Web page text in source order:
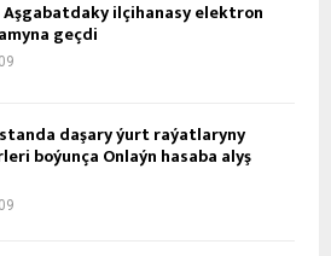
Aşgabatdaky ilçihanasy elektron
geçdi
daşary ýurt raýatlaryny
boýunça Onlaýn hasaba alyş